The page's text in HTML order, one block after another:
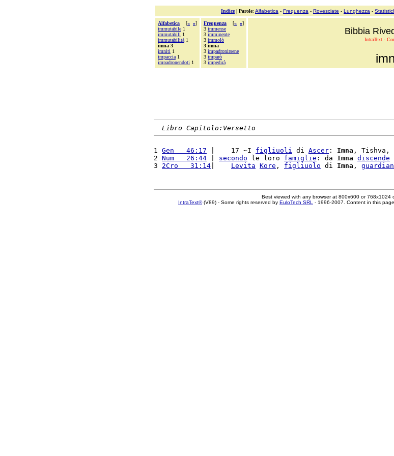
Indice| Parole: Alfabetica - Frequenza - Rovesciate - Lunghezza -
Alfabetica [« »]
immutabile 1
immutabili 1
immutabilità 1
imna 3
imniti 1
impaccia 1
impadronendoti 1
Frequenza [« »]
3 immense
3 imminente
3 immolò
3 imna
3 impadronirsene
3 imparò
3 impedirà
Bibbia
IntraText -
Libro Capitolo:Versetto
1 Gen   46:17 |    17 ~I figliuoli di Ascer : Imna , Tishva,
2 Num   26:44 secondo le loro famiglie : da Imna discende
3 2Cro   31:14 Levita Kore , figliuolo di Imna ,
Best viewed with any browser at 800x600 or 768x1024
IntraText®(V89) - Some rights reserved by EuloTech SRL - 1996-2007. Content in this